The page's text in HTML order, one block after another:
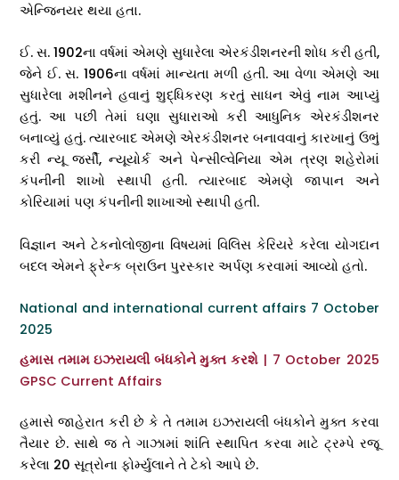
એન્જિનયર થયા હતા.
ઈ. સ. 1902ના વર્ષમાં એમણે સુધારેલા એરકંડીશનરની શોધ કરી હતી,
જેને ઈ. સ. 1906ના વર્ષમાં માન્યતા મળી હતી. આ વેળા એમણે આ
સુધારેલા મશીનને હવાનું શુદ્ધિકરણ કરતું સાધન એવું નામ આપ્યું
હતું. આ પછી તેમાં ઘણા સુધારાઓ કરી આધુનિક એરકંડીશનર
બનાવ્યું હતું. ત્યારબાદ એમણે એરકંડીશનર બનાવવાનું કારખાનું ઉભું
કરી ન્યૂ જર્સી, ન્યૂયોર્ક અને પેન્સીલ્વેનિયા એમ ત્રણ શહેરોમાં
કંપનીની શાખો સ્થાપી હતી. ત્યારબાદ એમણે જાપાન અને
કોરિયામાં પણ કંપનીની શાખાઓ સ્થાપી હતી.
વિજ્ઞાન અને ટેકનોલોજીના વિષયમાં વિલિસ કેરિયરે કરેલા યોગદાન
બદલ એમને ફ્રેન્ક બ્રાઉન પુરસ્કાર અર્પણ કરવામાં આવ્યો હતો.
National and international current affairs 7 October
2025
હમાસ તમામ ઇઝરાયલી બંધકોને મુક્ત કરશે| 7 October 2025
GPSC Current Affairs
હમાસે જાહેરાત કરી છે કે તે તમામ ઇઝરાયલી બંધકોને મુક્ત કરવા
તૈયાર છે. સાથે જ તે ગાઝામાં શાંતિ સ્થાપિત કરવા માટે ટ્રમ્પે રજૂ
કરેલા 20 સૂત્રોના ફોર્મ્યુલાને તે ટેકો આપે છે.